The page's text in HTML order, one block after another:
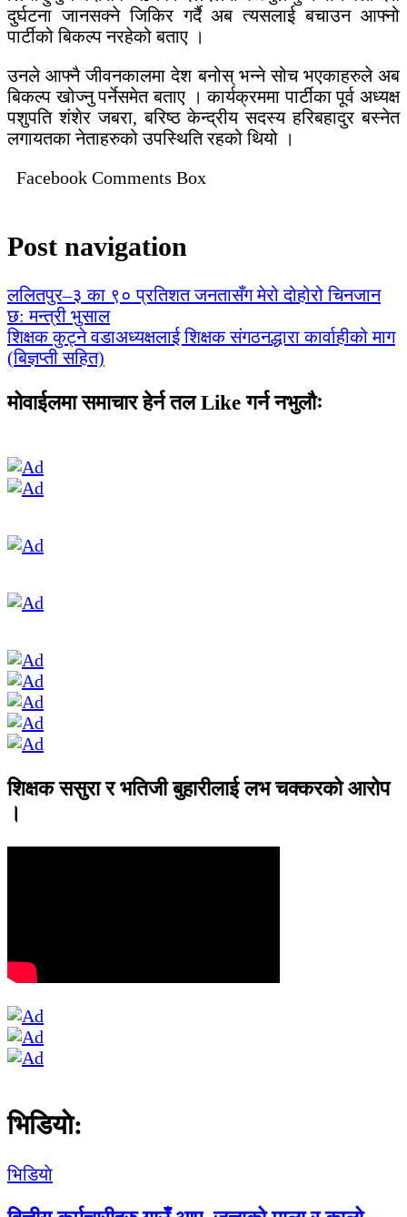
दुर्घटना जानसक्ने जिकिर गर्दै अब त्यसलाई बचाउन आफ्नो
पार्टीको बिकल्प नरहेको बताए ।
उनले आफ्नै जीवनकालमा देश बनोस् भन्ने सोच भएकाहरुले अब
बिकल्प खोज्नु पर्नेसमेत बताए । कार्यक्रममा पार्टीका पूर्व अध्यक्ष
पशुपति शंशेर जबरा, बरिष्ठ केन्द्रीय सदस्य हरिबहादुर बस्नेत
लगायतका नेताहरुको उपस्थिति रहको थियो ।
Facebook Comments Box
Post navigation
ललितपुर–३ का ९० प्रतिशत जनतासँग मेरो दोहोरो चिनजान
छ: मन्त्री भुसाल
शिक्षक कुट्ने वडाअध्यक्षलाई शिक्षक संगठनद्धारा कार्वाहीको माग
(बिज्ञप्ती सहित)
मोवाईलमा समाचार हेर्न तल Like गर्न नभुलौः
शिक्षक ससुरा र भतिजी बुहारीलाई लभ चक्करको आरोप
।
भिडियाे:
भिडियाे